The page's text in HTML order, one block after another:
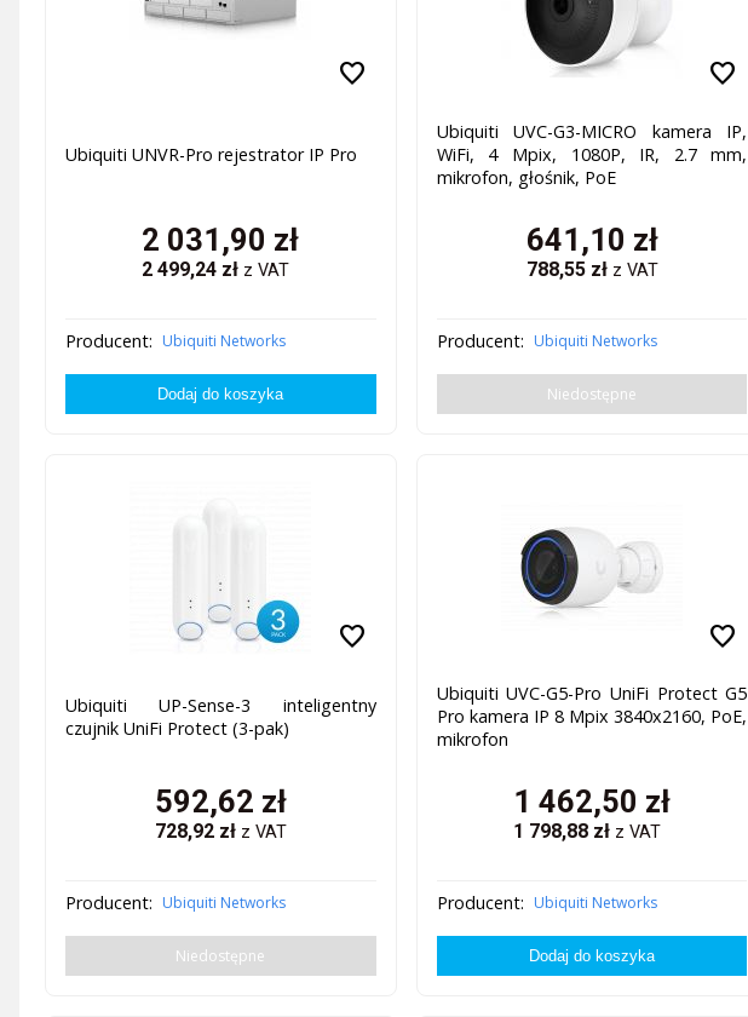
favorite
Ubiquiti UNVR-Pro rejestrator IP Pro
2 031,90 zł
2 499,24 zł z VAT
Producent: Ubiquiti Networks
favorite
Ubiquiti UVC-G3-MICRO kamera IP,
WiFi, 4 Mpix, 1080P, IR, 2.7 mm,
mikrofon, głośnik, PoE
641,10 zł
788,55zł z VAT
Producent: Ubiquiti Networks
Niedostępne
favorite
Ubiquiti UP-Sense-3 inteligentny
czujnik UniFi Protect (3-pak)
592,62 zł
728,92zł z VAT
Producent: Ubiquiti Networks
Niedostępne
favorite
Ubiquiti UVC-G5-Pro UniFi Protect G5
Pro kamera IP 8 Mpix 3840x2160, PoE,
mikrofon
1 462,50 zł
1 798,88 zł z VAT
Producent: Ubiquiti Networks